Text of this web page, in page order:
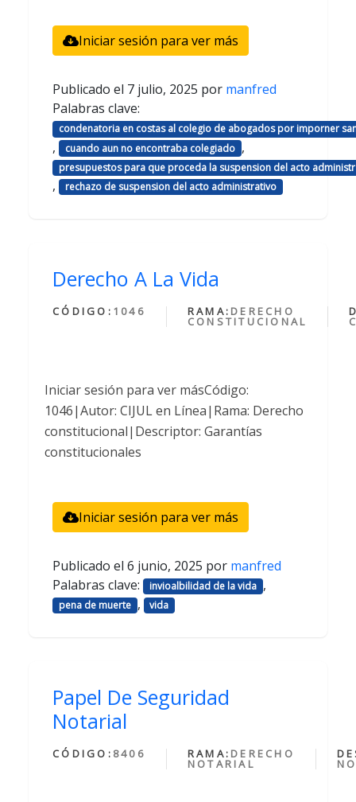
Iniciar sesión para ver más
Publicado el 7 julio, 2025 por manfred
Palabras clave:
condenatoria en costas al colegio de abogados por imporner
, cuando aun no encontraba colegiado ,
presupuestos para que proceda la suspension del acto
, rechazo de suspension del acto administrativo
Derecho A La Vida
CÓDIGO: 1046 RAMA: DERECHO
CONSTITUCIONAL
Iniciar sesión para ver másCódigo:
1046|Autor: CIJUL en Línea|Rama: Derecho
constitucional|Descriptor: Garantías
constitucionales
Iniciar sesión para ver más
Publicado el 6 junio, 2025 por manfred
Palabras clave:
invioalbilidad de la vida ,
pena de muerte , vida
Papel De Seguridad
Notarial
CÓDIGO: 8406 RAMA: DERECHO
NOTARIAL